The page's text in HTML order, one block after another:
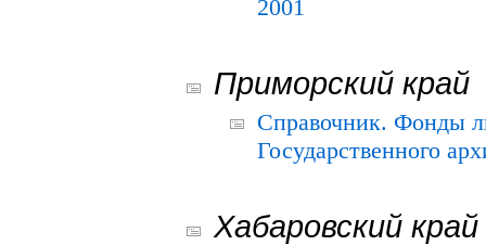
2001
Приморский край
Справочник. Фонды
Государственного
Хабаровский край